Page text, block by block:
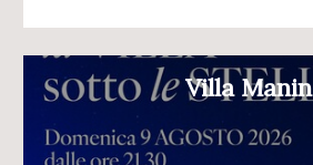
Villa Manin